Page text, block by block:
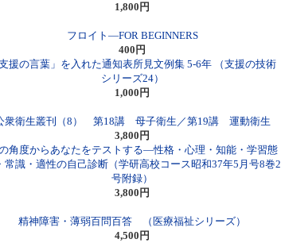
1,800円
フロイト―FOR BEGINNERS
400円
支援の言葉」を入れた通知表所見文例集 5‐6年 （支援の技術
シリーズ24）
1,000円
衆衛生叢刊（8） 第18講 母子衛生／第19講 運動衛生
3,800円
角度からあなたをテストする―性格・心理・知能・学習態
常識・適性の自己診断（学研高校コース昭和37年5月号8巻2
号附録）
3,800円
精神障害・薄弱百問百答 （医療福祉シリーズ）
4,500円